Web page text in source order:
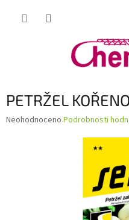
PETRŽEL
Průměrné
Neohodnoceno Podrobnosti